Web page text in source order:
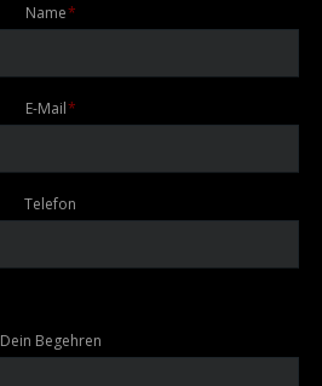
Pflichtfeld
Name*
Pflichtfeld
E-Mail*
Telefon
Dein Begehren